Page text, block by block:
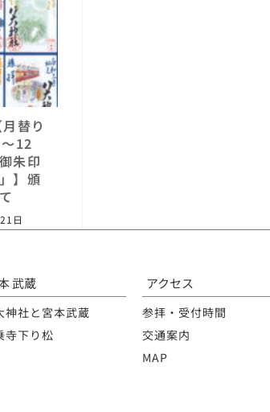
替り
12
朱印
】頒
日
武蔵
神社と宮本武蔵
寺下り松
アクセス
参拝・受付時間
交通案内
MAP